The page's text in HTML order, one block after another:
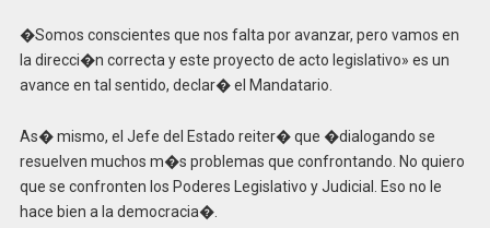
�Somos conscientes que nos falta por avanzar, pero vamos en
la direcci�n correcta y este proyecto de acto legislativo» es un
avance en tal sentido, declar� el Mandatario.
As� mismo, el Jefe del Estado reiter� que �dialogando se
resuelven muchos m�s problemas que confrontando. No quiero
que se confronten los Poderes Legislativo y Judicial. Eso no le
hace bien a la democracia�.